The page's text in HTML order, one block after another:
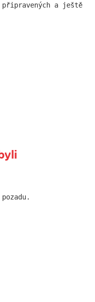
a ještě